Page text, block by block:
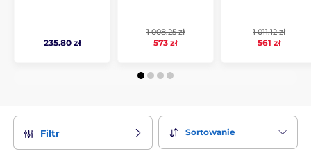
235.80 zł
1 008.25 zł
573 zł
1 011.12 zł
561 zł
Filtr Sortowanie